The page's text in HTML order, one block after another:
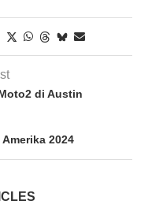
di Austin
2024